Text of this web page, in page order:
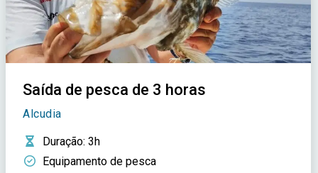
Saída de pesca de 3 horas
Alcudia
Duração: 3h
Equipamento de pesca